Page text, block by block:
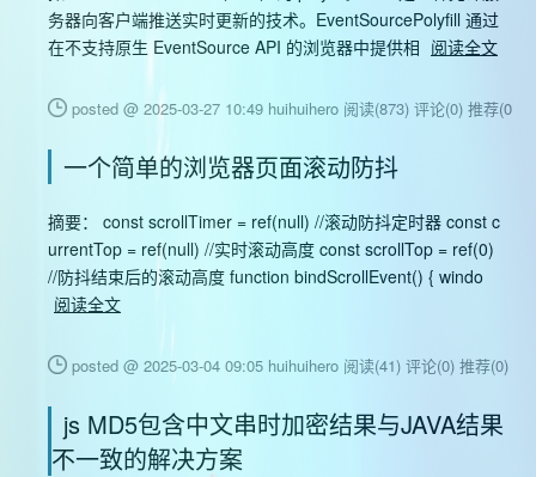
务器向客户端推送实时更新的技术。EventSourcePolyfill 通过
在不支持原生 EventSource API 的浏览器中提供相 阅读全文
posted @ 2025-03-27 10:49 huihuihero 阅读(873) 评论(0) 推荐(0)
一个简单的浏览器页面滚动防抖
摘要： const scrollTimer = ref(null) //滚动防抖定时器 const c
urrentTop = ref(null) //实时滚动高度 const scrollTop = ref(0)
//防抖结束后的滚动高度 function bindScrollEvent() { windo
阅读全文
posted @ 2025-03-04 09:05 huihuihero 阅读(41) 评论(0) 推荐(0)
js MD5包含中文串时加密结果与JAVA结果
不一致的解决方案